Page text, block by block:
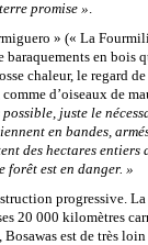
promise ».
» (« La
baraquements en bois
chaleur, le regard
d’oiseaux de
possible, juste le
en bandes,
des hectares
forêt est en danger. »
progressive.
20 000 kilomètres
est de très